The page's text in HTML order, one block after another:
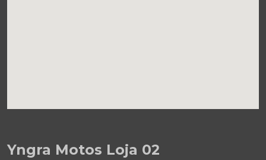
Yngra Motos Loja 02